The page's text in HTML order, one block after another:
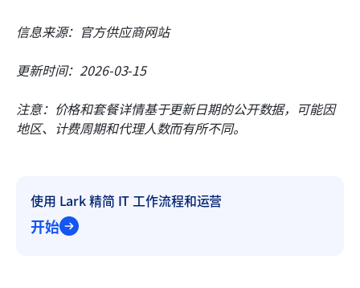
信息来源：官方供应商网站
更新时间：2026-03-15
注意：价格和套餐详情基于更新日期的公开数据，可能因
地区、计费周期和代理人数而有所不同。
使用 Lark 精简 IT 工作流程和运营
开始